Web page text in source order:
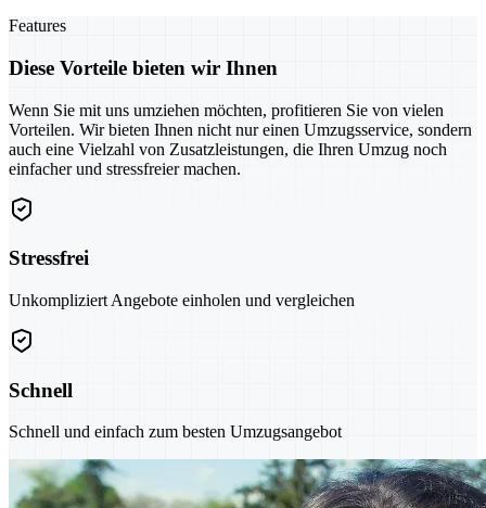
Features
Diese Vorteile bieten wir Ihnen
Wenn Sie mit uns umziehen möchten, profitieren Sie von vielen
Vorteilen. Wir bieten Ihnen nicht nur einen Umzugsservice, sondern
auch eine Vielzahl von Zusatzleistungen, die Ihren Umzug noch
einfacher und stressfreier machen.
Stressfrei
Unkompliziert Angebote einholen und vergleichen
Schnell
Schnell und einfach zum besten Umzugsangebot